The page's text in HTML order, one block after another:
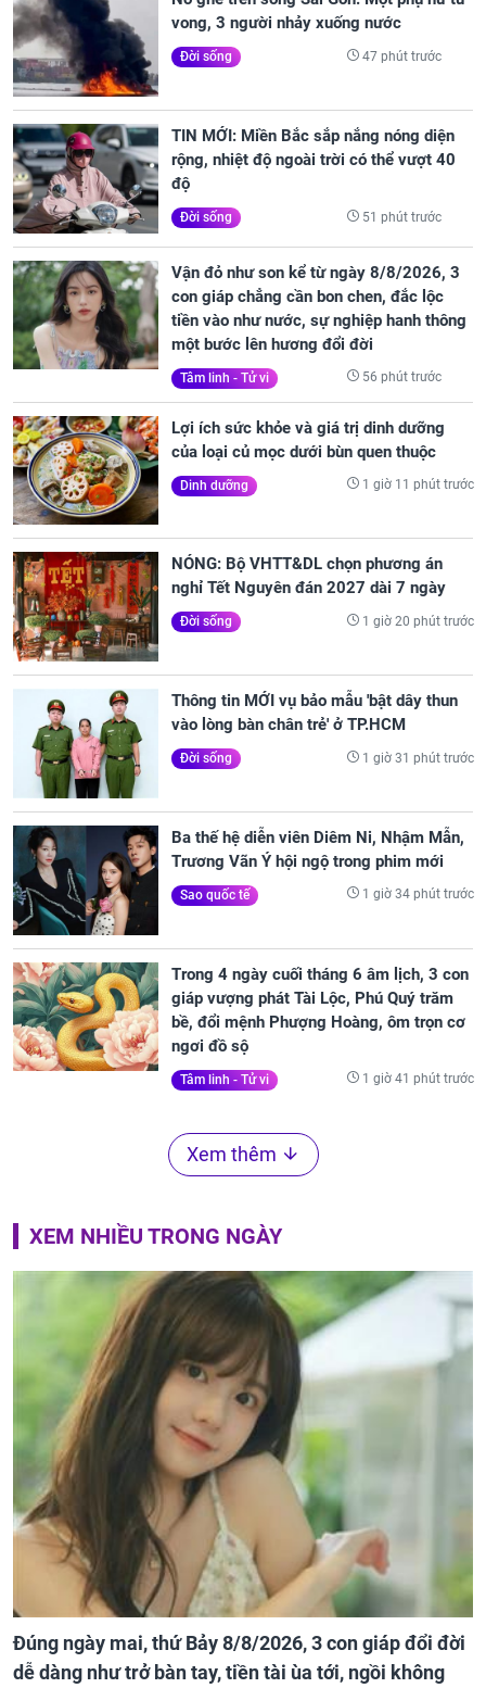
vong, 3 người nhảy xuống nước
Đời sống 47 phút trước
TIN MỚI: Miền Bắc sắp nắng nóng diện
rộng, nhiệt độ ngoài trời có thể vượt 40
độ
Đời sống 51 phút trước
Vận đỏ như son kể từ ngày 8/8/2026, 3
con giáp chẳng cần bon chen, đắc lộc
tiền vào như nước, sự nghiệp hanh thông
một bước lên hương đổi đời
Tâm linh - Tử vi 56 phút trước
Lợi ích sức khỏe và giá trị dinh dưỡng
của loại củ mọc dưới bùn quen thuộc
Dinh dưỡng 1 giờ 11 phút trước
NÓNG: Bộ VHTT&DL chọn phương án
nghỉ Tết Nguyên đán 2027 dài 7 ngày
Đời sống 1 giờ 20 phút trước
Thông tin MỚI vụ bảo mẫu 'bật dây thun
vào lòng bàn chân trẻ' ở TP.HCM
Đời sống 1 giờ 31 phút trước
Ba thế hệ diễn viên Diêm Ni, Nhậm Mẫn,
Trương Vãn Ý hội ngộ trong phim mới
Sao quốc tế 1 giờ 34 phút trước
Trong 4 ngày cuối tháng 6 âm lịch, 3 con
giáp vượng phát Tài Lộc, Phú Quý trăm
bề, đổi mệnh Phượng Hoàng, ôm trọn cơ
ngơi đồ sộ
Tâm linh - Tử vi 1 giờ 41 phút trước
Xem thêm
XEM NHIỀU TRONG NGÀY
Đúng ngày mai, thứ Bảy 8/8/2026, 3 con giáp đổi đời
dễ dàng như trở bàn tay, tiền tài ùa tới, ngồi không